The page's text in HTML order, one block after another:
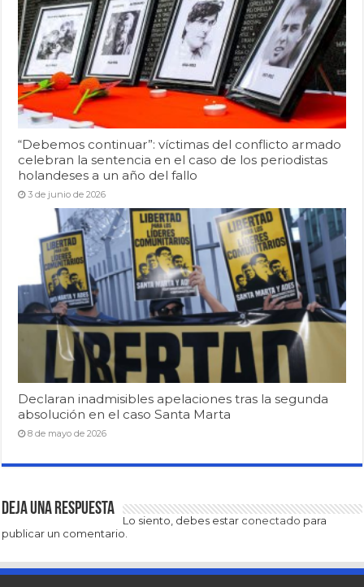
“Debemos continuar”: víctimas del conflicto armado
celebran la sentencia en el caso de los periodistas
holandeses a un año del fallo
3 de junio de 2026
Declaran inadmisibles apelaciones tras la segunda
absolución en el caso Santa Marta
8 de mayo de 2026
Deja una respuesta
Lo siento, debes estar conectado para
publicar un comentario.